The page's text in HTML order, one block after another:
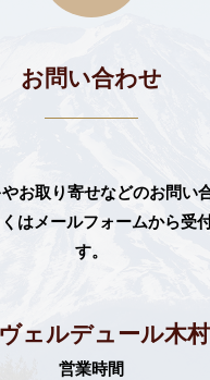
お問い合わせ
お取り寄せなどのお問い合
はメールフォームから受
す。
ェルデュール木
営業時間